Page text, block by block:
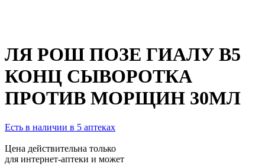
ЛЯ РОШ ПОЗЕ ГИАЛУ B5
КОНЦ СЫВОРОТКА
ПРОТИВ МОРЩИН 30МЛ
Есть в наличии в 5 аптеках
Цена действительна только
для интернет-аптеки и может